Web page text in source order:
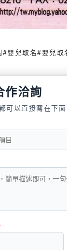
#嬰兒取名#嬰兒取
作洽詢
可以直接寫在下